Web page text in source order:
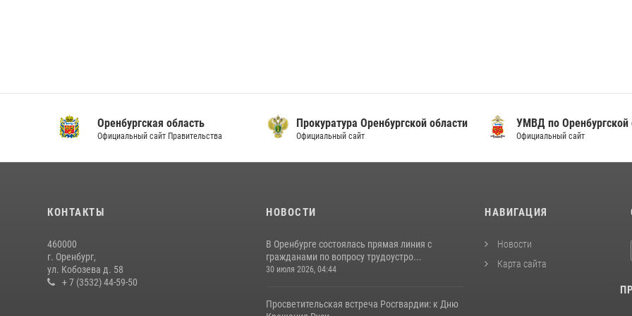
Оренбургская область
Официальный сайт Правительства
Прокуратура Оренбургской области
Официальный сайт
УМВД по Оренбургской
Официальный сайт
КОНТАКТЫ
460000
г. Оренбург,
ул. Кобозева д. 58
+ 7 (3532) 44-59-50
НОВОСТИ
В Оренбурге состоялась прямая линия с
гражданами по вопросу трудоустро...
30 июля 2026, 04:44
Просветительская встреча Росгвардии: к Дню
НАВИГАЦИЯ
Новости
Карта сайта